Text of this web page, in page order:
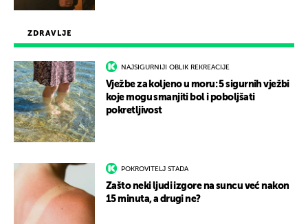
ZDRAVLJE
NAJSIGURNIJI OBLIK REKREACIJE
Vježbe za koljeno u moru: 5 sigurnih vježbi
koje mogu smanjiti bol i poboljšati
pokretljivost
POKROVITELJ STADA
Zašto neki ljudi izgore na suncu već nakon
15 minuta, a drugi ne?